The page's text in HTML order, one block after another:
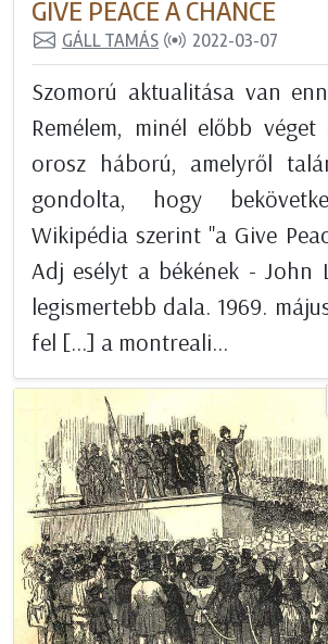
GIVE PEACE A CHANCE
GÁLL TAMÁS 2022-03-07
Szomorú aktualitása van
Remélem, minél előbb
orosz háború, amelyről
gondolta, hogy
Wikipédia szerint "a Give
Adj esélyt a békének - John
legismertebb dala. 1969.
fel [...] a montreali...